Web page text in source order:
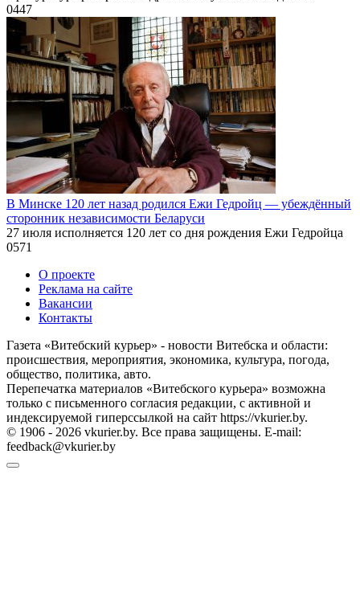
0447
В Минске 120 лет назад родился Ежи Гедройц — убеждённый
сторонник независимости Беларуси
27 июля исполняется 120 лет со дня рождения Ежи Гедройца
0571
О проекте
Реклама на сайте
Вакансии
Контакты
Газета «Витебский курьер» - новости Витебска и области:
происшествия, мероприятия, экономика, культура, погода,
общество, политика, авто.
Перепечатка материалов «Витебского курьера» возможна
только с письменного согласия редакции, с активной и
индексируемой гиперссылкой на сайт https://vkurier.by.
© 1906 - 2026 vkurier.by. Все права защищены. E-mail:
feedback@vkurier.by